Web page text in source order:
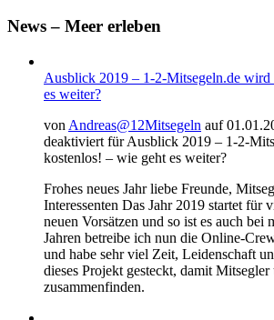
News – Meer erleben
Ausblick 2019 – 1-2-Mitsegeln.de wird
es weiter?
von Andreas@12Mitsegeln auf
deaktiviert für Ausblick 2019 – 1-2-
kostenlos! – wie geht es weiter?
Frohes neues Jahr liebe Freunde,
Interessenten Das Jahr 2019 startet für
neuen Vorsätzen und so ist es auch bei
Jahren betreibe ich nun die Online-
und habe sehr viel Zeit, Leidenschaft
dieses Projekt gesteckt, damit
zusammenfinden.